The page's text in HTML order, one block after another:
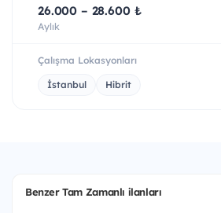
26.000 – 28.600 ₺
Aylık
Çalışma Lokasyonları
İstanbul Hibrit
Benzer Tam Zamanlı ilanları